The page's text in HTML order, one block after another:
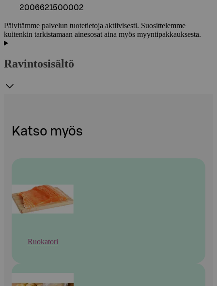
2006621500002
Päivitämme palvelun tuotetietoja aktiivisesti. Suosittelemme
kuitenkin tarkistamaan ainesosat aina myös myyntipakkauksesta.
Ravintosisältö
Katso myös
Ruokatori